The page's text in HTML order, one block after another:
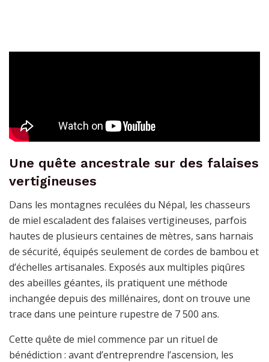
Une quête ancestrale sur des falaises
vertigineuses
Dans les montagnes reculées du Népal, les chasseurs
de miel escaladent des falaises vertigineuses, parfois
hautes de plusieurs centaines de mètres, sans harnais
de sécurité, équipés seulement de cordes de bambou et
d’échelles artisanales. Exposés aux multiples piqûres
des abeilles géantes, ils pratiquent une méthode
inchangée depuis des millénaires, dont on trouve une
trace dans une peinture rupestre de 7 500 ans.
Cette quête de miel commence par un rituel de
bénédiction : avant d’entreprendre l’ascension, les